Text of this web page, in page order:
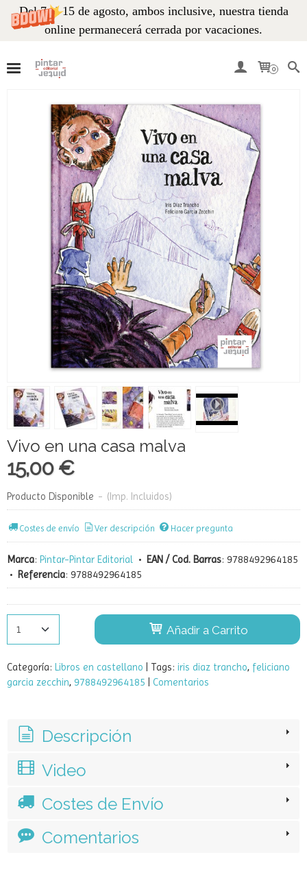
Del 7 al 15 de agosto, ambos inclusive, nuestra tienda
online permanecerá cerrada por vacaciones.
0
Vivo en una casa malva
15,00 €
Producto Disponible - (Imp. Incluidos)
Costes de envío Ver descripción Hacer pregunta
Marca: Pintar-Pintar Editorial • EAN / Cod. Barras: 9788492964185
• Referencia: 9788492964185
Añadir a Carrito
Categoría: Libros en castellano Tags: iris diaz trancho feliciano
garcia zecchin 9788492964185 Comentarios
Descripción
Video
Costes de Envío
Comentarios